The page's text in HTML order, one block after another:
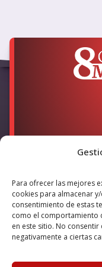
Para ofrecer las mejores
cookies para almacenar
consentimiento de estas
como el comportamiento
en este sitio. No
negativamente a ciertas
Esta empresa ha sido
internet, financiado